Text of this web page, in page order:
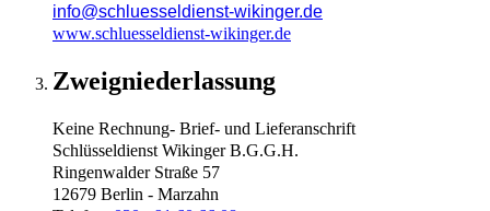
info@schluesseldienst-wikinger.de
www.schluesseldienst-wikinger.de
Zweigniederlassung
Keine Rechnung- Brief- und Lieferanschrift
Schlüsseldienst Wikinger B.G.G.H.
Ringenwalder Straße 57
12679 Berlin - Marzahn